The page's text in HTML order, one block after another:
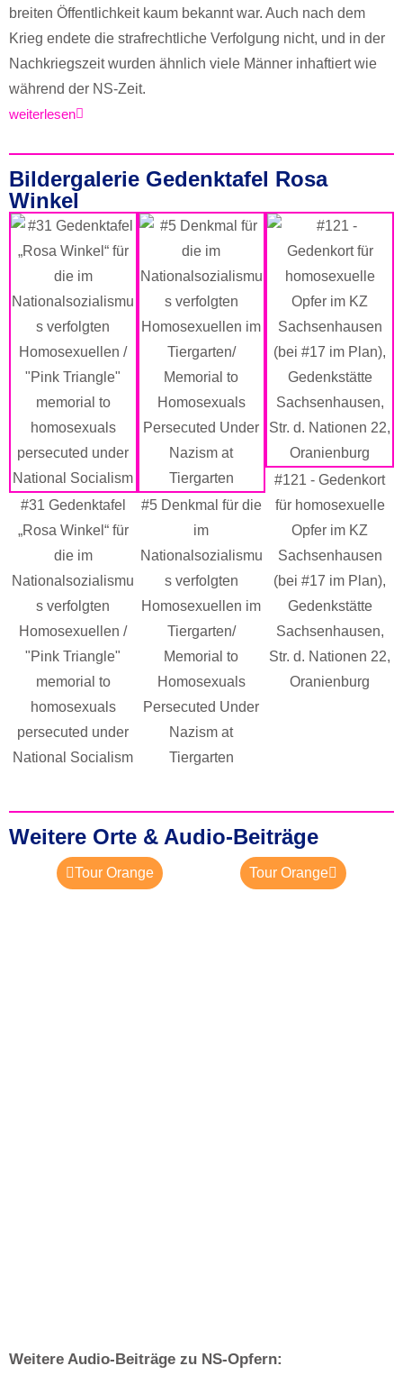
breiten Öffentlichkeit kaum bekannt war. Auch nach dem
Krieg endete die strafrechtliche Verfolgung nicht, und in der
Nachkriegszeit wurden ähnlich viele Männer inhaftiert wie
während der NS-Zeit.
weiterlesen
Bildergalerie Gedenktafel Rosa
Winkel
#31 Gedenktafel
„Rosa Winkel“ für
die im
Nationalsozialismu
s verfolgten
Homosexuellen /
"Pink Triangle"
memorial to
homosexuals
persecuted under
National Socialism
#5 Denkmal für die
im
Nationalsozialismu
s verfolgten
Homosexuellen im
Tiergarten/
Memorial to
Homosexuals
Persecuted Under
Nazism at
Tiergarten
#121 - Gedenkort
für homosexuelle
Opfer im KZ
Sachsenhausen
(bei #17 im Plan),
Gedenkstätte
Sachsenhausen,
Str. d. Nationen 22,
Oranienburg
Weitere Orte & Audio-Beiträge
Tour Orange Tour Orange
Weitere Audio-Beiträge zu NS-Opfern: